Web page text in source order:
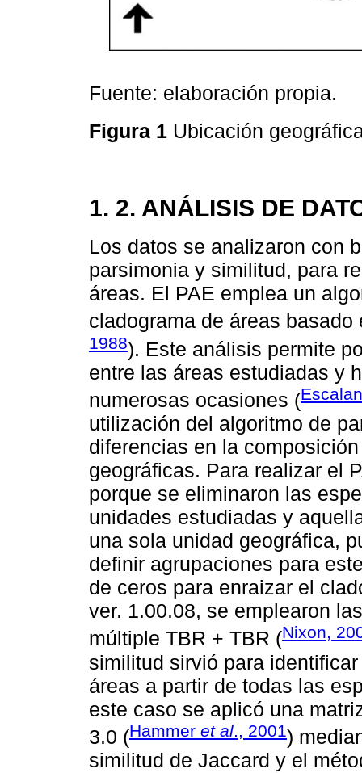
Fuente: elaboración propia.
Figura 1 Ubicación
1. 2. ANÁLISIS DE
Los datos se analizaron con
parsimonia y similitud, para
áreas. El PAE emplea un
cladograma de áreas
1988). Este análisis permite
entre las áreas estudiadas y
numerosas ocasiones (
utilización del algoritmo de
diferencias en la
geográficas. Para realizar el
porque se eliminaron las
unidades estudiadas y
una sola unidad geográfica,
definir agrupaciones para
de ceros para enraizar el
ver. 1.00.08, se emplearon
múltiple TBR + TBR (Nixon,
similitud sirvió para
áreas a partir de todas las
este caso se aplicó una
3.0 (Hammer et al., 2001)
similitud de Jaccard y el